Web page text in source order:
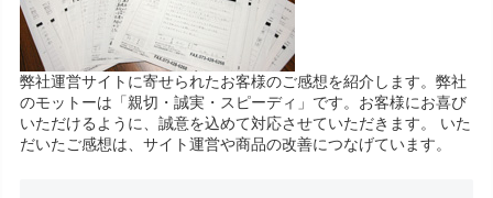
弊社運営サイトに寄せられたお客様のご感想を紹介します。弊社
のモットーは「親切・誠実・スピーディ」です。お客様にお喜び
いただけるように、誠意を込めて対応させていただきます。 いた
だいたご感想は、サイト運営や商品の改善につなげています。